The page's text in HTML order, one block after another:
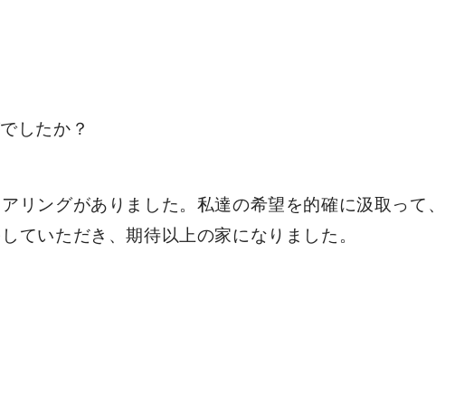
したか？
リングがありました。私達の希望を的確に汲取って、
ていただき、期待以上の家になりました。